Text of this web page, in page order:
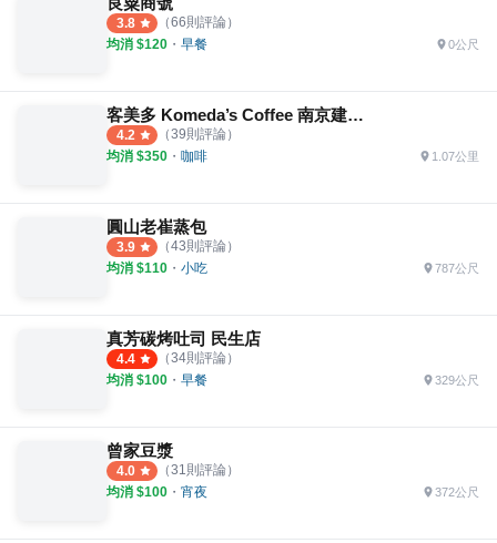
3.8 （66則評論）
均消 $120 ・ 早餐 0公尺
客美多 Komeda’s Coffee 南京建國店
4.2 （39則評論）
均消 $350 ・ 咖啡 1.07公里
圓山老崔蒸包
3.9 （43則評論）
均消 $110 ・ 小吃 787公尺
真芳碳烤吐司 民生店
4.4 （34則評論）
均消 $100 ・ 早餐 329公尺
曾家豆漿
4.0 （31則評論）
均消 $100 ・ 宵夜 372公尺